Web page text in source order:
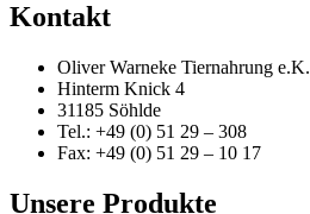
Kontakt
Oliver Warneke Tiernahrung e.K.
Hinterm Knick 4
31185 Söhlde
Tel.: +49 (0) 51 29 – 308
Fax: +49 (0) 51 29 – 10 17
Unsere Produkte